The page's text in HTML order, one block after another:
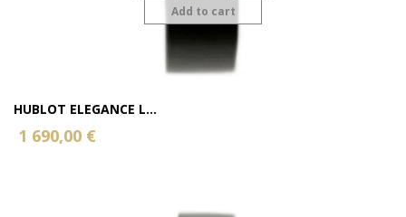
HUBLOT ELEGANCE L...
1 690,00 €
Add to cart